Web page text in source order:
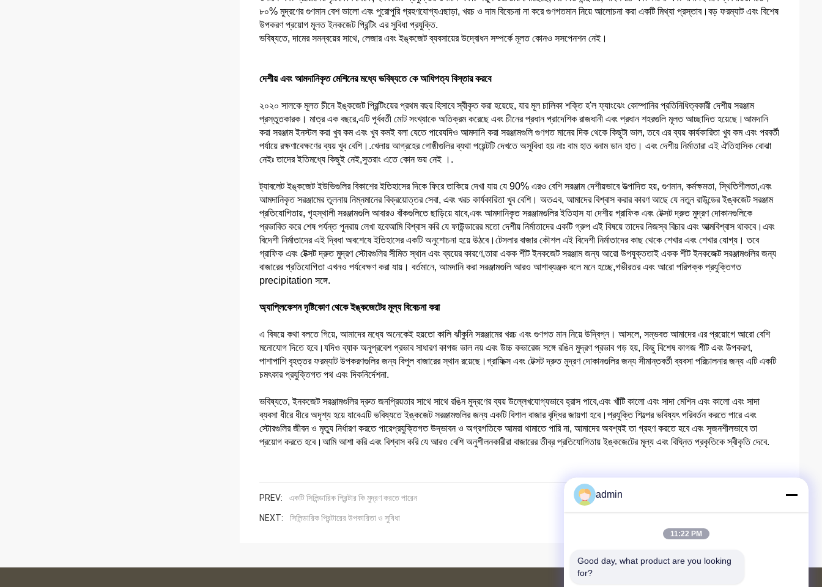
৮০% মুদ্রণের গুণমান বেশ ভালো এবং পুরোপুরি গ্রহণযোগ্যএছাড়া, খরচ ও দাম বিবেচনা না করে গুণগতমান নিয়ে আলোচনা করা একটি মিথ্যা প্রস্তাব।বড় ফরম্যাট এবং বিশেষ
উপকরণ প্রয়োগ মূলত ইনকজেট প্রিন্টিং এর সুবিধা প্রযুক্তি.
ভবিষ্যতে, দামের সমন্বয়ের সাথে, লেজার এবং ইঙ্কজেট ব্যবসায়ের উদ্বোধন সম্পর্কে মূলত কোনও সসপেনশন নেই।
দেশীয় এবং আমদানিকৃত মেশিনের মধ্যে ভবিষ্যতে কে আধিপত্য বিস্তার করবে
২০২০ সালকে মূলত চীনে ইঙ্কজেট প্রিন্টিংয়ের প্রথম বছর হিসাবে স্বীকৃত করা হয়েছে, যার মূল চালিকা শক্তি হ'ল ফ্যাংঝেং কোম্পানির প্রতিনিধিত্বকারী দেশীয় সরঞ্জাম
প্রস্তুতকারক। মাত্র এক বছরে,এটি পূর্ববর্তী মোট সংখ্যাকে অতিক্রম করেছে এবং চীনের প্রধান প্রাদেশিক রাজধানী এবং প্রধান শহরগুলি মূলত আচ্ছাদিত হয়েছে।আমদানি
করা সরঞ্জাম ইনস্টল করা খুব কম এবং খুব কমই বলা যেতে পারেযদিও আমদানি করা সরঞ্জামগুলি গুণগত মানের দিক থেকে কিছুটা ভাল, তবে এর ব্যয় কার্যকারিতা খুব কম এবং পরবর্তী
পর্যায়ে রক্ষণাবেক্ষণের ব্যয় খুব বেশি।.খেলায় আগ্রহের গোষ্ঠীগুলির ব্যথা পয়েন্টটি দেখতে অসুবিধা হয় নাঃ বাম হাত বনাম ডান হাত। এবং দেশীয় নির্মাতারা এই ঐতিহাসিক বোঝা
নেইঃ তাদের ইতিমধ্যে কিছুই নেই,সুতরাং এতে কোন ভয় নেই ।.
ট্যাবলেট ইঙ্কজেট ইউভিগুলির বিকাশের ইতিহাসের দিকে ফিরে তাকিয়ে দেখা যায় যে 90% এরও বেশি সরঞ্জাম দেশীয়ভাবে উত্পাদিত হয়, গুণমান, কর্মক্ষমতা, স্থিতিশীলতা,এবং
আমদানিকৃত সরঞ্জামের তুলনায় নিম্নমানের বিক্রয়োত্তর সেবা, এবং খরচ কার্যকারিতা খুব বেশি। অতএব, আমাদের বিশ্বাস করার কারণ আছে যে নতুন রাউন্ডের ইঙ্কজেট সরঞ্জাম
প্রতিযোগিতায়, গৃহস্থালী সরঞ্জামগুলি আবারও বাঁকগুলিতে ছাড়িয়ে যাবে,এবং আমদানিকৃত সরঞ্জামগুলির ইতিহাস যা দেশীয় গ্রাফিক এবং টেক্সট দ্রুত মুদ্রণ দোকানগুলিকে
প্রভাবিত করে শেষ পর্যন্ত পুনরায় লেখা হবেআমি বিশ্বাস করি যে ফাউন্ডারের মতো দেশীয় নির্মাতাদের একটি গ্রুপ এই বিষয়ে তাদের নিজস্ব বিচার এবং আত্মবিশ্বাস থাকবে।এবং
বিদেশী নির্মাতাদের এই দ্বিধা অবশেষে ইতিহাসের একটি অনুশোচনা হয়ে উঠবে।টেসলার বাজার কৌশল এই বিদেশী নির্মাতাদের কাছ থেকে শেখার এবং শেখার যোগ্য। তবে
গ্রাফিক এবং টেক্সট দ্রুত মুদ্রণ স্টোরগুলির সীমিত স্থান এবং ব্যয়ের কারণে,তারা একক শীট ইনকজেট সরঞ্জাম জন্য আরো উপযুক্ততাই একক শীট ইনকজেক্ট সরঞ্জামগুলির জন্য
বাজারের প্রতিযোগিতা এখনও পর্যবেক্ষণ করা যায়। বর্তমানে, আমদানি করা সরঞ্জামগুলি আরও আশাব্যঞ্জক বলে মনে হচ্ছে,গভীরতর এবং আরো পরিপক্ক প্রযুক্তিগত
precipitation সঙ্গে.
অ্যাপ্লিকেশন দৃষ্টিকোণ থেকে ইঙ্কজেটের মূল্য বিবেচনা করা
এ বিষয়ে কথা বলতে গিয়ে, আমাদের মধ্যে অনেকেই হয়তো কালি ঝাঁকুনি সরঞ্জামের খরচ এবং গুণগত মান নিয়ে উদ্বিগ্ন। আসলে, সম্ভবত আমাদের এর প্রয়োগে আরো বেশি
মনোযোগ দিতে হবে।যদিও ব্যাক অনুপ্রবেশ প্রভাব সাধারণ কাগজ ভাল নয় এবং উচ্চ কভারেজ সঙ্গে রঙিন মুদ্রণ প্রভাব গড় হয়, কিছু বিশেষ কাগজ শীট এবং উপকরণ,
পাশাপাশি বৃহত্তর ফরম্যাট উপকরণগুলির জন্য বিপুল বাজারের স্থান রয়েছে।গ্রাফিক্স এবং টেক্সট দ্রুত মুদ্রণ দোকানগুলির জন্য সীমান্তবর্তী ব্যবসা পরিচালনার জন্য এটি একটি
চমৎকার প্রযুক্তিগত পথ এবং দিকনির্দেশনা.
ভবিষ্যতে, ইনকজেট সরঞ্জামগুলির দ্রুত জনপ্রিয়তার সাথে সাথে রঙিন মুদ্রণের ব্যয় উল্লেখযোগ্যভাবে হ্রাস পাবে,এবং খাঁটি কালো এবং সাদা মেশিন এবং কালো এবং সাদা
ব্যবসা ধীরে ধীরে অদৃশ্য হয়ে যাবেএটি ভবিষ্যতে ইঙ্কজেট সরঞ্জামগুলির জন্য একটি বিশাল বাজার বৃদ্ধির জায়গা হবে।প্রযুক্তি শিল্পের ভবিষ্যৎ পরিবর্তন করতে পারে এবং
স্টোরগুলির জীবন ও মৃত্যু নির্ধারণ করতে পারেপ্রযুক্তিগত উদ্ভাবন ও অগ্রগতিকে আমরা থামাতে পারি না, আমাদের অবশ্যই তা গ্রহণ করতে হবে এবং সৃজনশীলভাবে তা
প্রয়োগ করতে হবে।আমি আশা করি এবং বিশ্বাস করি যে আরও বেশি অনুশীলনকারীরা বাজারের তীব্র প্রতিযোগিতায় ইঙ্কজেটের মূল্য এবং বিঘ্নিত প্রকৃতিকে স্বীকৃতি দেবে.
PREV: একটি সিলিন্ডারিক প্রিন্টার কি মুদ্রণ করতে পারেন
NEXT: সিলিন্ডারিক প্রিন্টারের উপকারিতা ও সুবিধা
admin
11:22 PM
Good day, what product are you looking
for?